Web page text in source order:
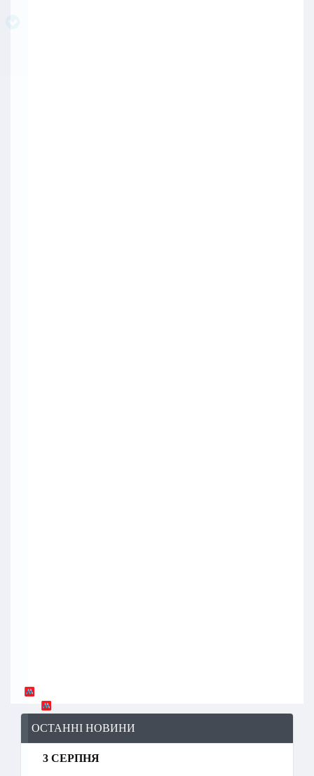
ОСТАННІ НОВИНИ
3 СЕРПНЯ